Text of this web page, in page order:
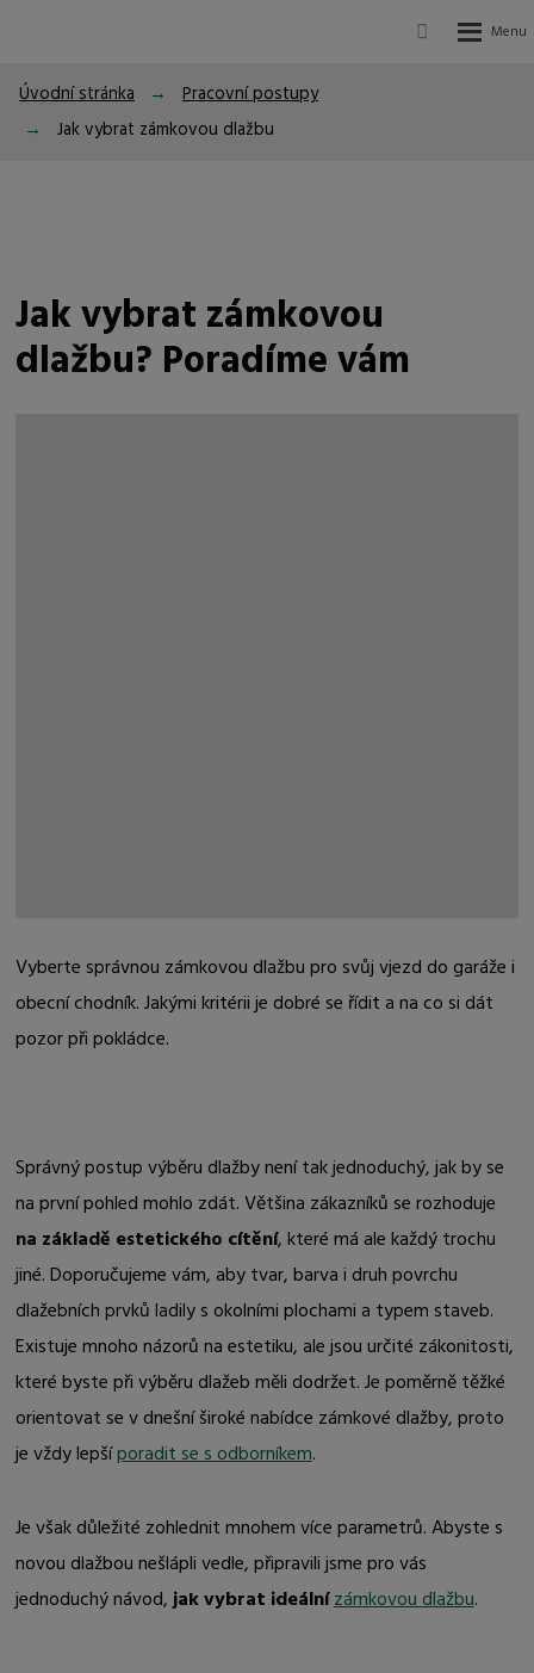
Vyhledávání
Rozbalení
Úvodní stránka
Pracovní postupy
Jak vybrat zámkovou dlažbu
Jak vybrat zámkovou
dlažbu? Poradíme vám
Vyberte správnou zámkovou dlažbu pro svůj vjezd do garáže i
obecní chodník. Jakými kritérii je dobré se řídit a na co si dát
pozor při pokládce.
Správný postup výběru dlažby není tak jednoduchý, jak by se
na první pohled mohlo zdát. Většina zákazníků se rozhoduje
na základě estetického cítění, které má ale každý trochu
jiné. Doporučujeme vám, aby tvar, barva i druh povrchu
dlažebních prvků ladily s okolními plochami a typem staveb.
Existuje mnoho názorů na estetiku, ale jsou určité zákonitosti,
které byste při výběru dlažeb měli dodržet. Je poměrně těžké
orientovat se v dnešní široké nabídce zámkové dlažby, proto
je vždy lepšíporadit se s odborníkem.
Je však důležité zohlednit mnohem více parametrů. Abyste s
novou dlažbou nešlápli vedle, připravili jsme pro vás
jednoduchý návod,jak vybrat ideálnízámkovou dlažbu.